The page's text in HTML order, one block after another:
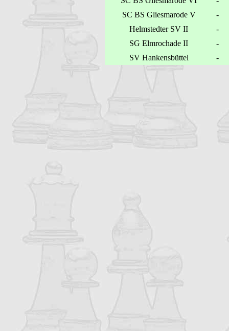
SC BS Gliesmarode V
-
Helmstedter SV II
-
SG Elmrochade II
-
SV Hankensbüttel
-